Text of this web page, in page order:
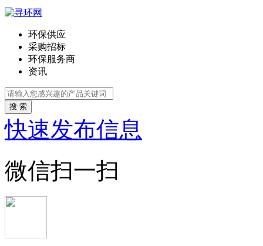
环保供应
采购招标
环保服务商
资讯
搜 索
快速发布信息
微信扫一扫